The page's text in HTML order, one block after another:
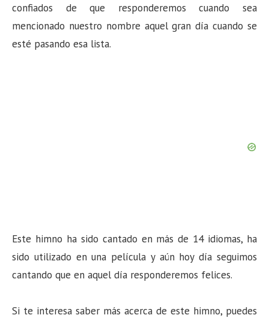
confiados de que responderemos cuando sea
mencionado nuestro nombre aquel gran día cuando se
esté pasando esa lista.
Este himno ha sido cantado en más de 14 idiomas, ha
sido utilizado en una película y aún hoy día seguimos
cantando que en aquel día responderemos felices.
Si te interesa saber más acerca de este himno, puedes